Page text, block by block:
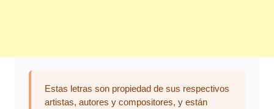
Estas letras son propiedad de sus respectivos
artistas, autores y compositores, y están